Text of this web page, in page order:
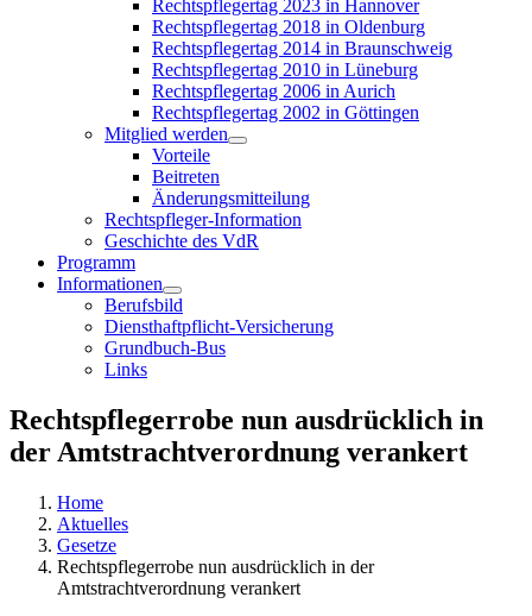
Rechtspflegertag 2023 in Hannover
Rechtspflegertag 2018 in Oldenburg
Rechtspflegertag 2014 in Braunschweig
Rechtspflegertag 2010 in Lüneburg
Rechtspflegertag 2006 in Aurich
Rechtspflegertag 2002 in Göttingen
Mitglied werden
Vorteile
Beitreten
Änderungsmitteilung
Rechtspfleger-Information
Geschichte des VdR
Programm
Informationen
Berufsbild
Diensthaftpflicht-Versicherung
Grundbuch-Bus
Links
Rechtspflegerrobe nun ausdrücklich in
der Amtstrachtverordnung verankert
Home
Aktuelles
Gesetze
Rechtspflegerrobe nun ausdrücklich in der
Amtstrachtverordnung verankert